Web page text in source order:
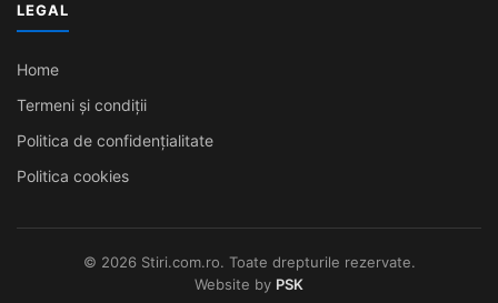
LEGAL
Home
Termeni și condiții
Politica de confidențialitate
Politica cookies
© 2026 Stiri.com.ro. Toate drepturile rezervate.
Website by PSK